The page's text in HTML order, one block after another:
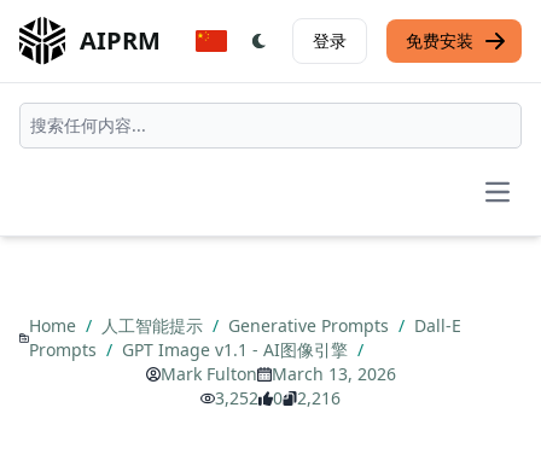
AIPRM 登录 免费安装
Home / 人工智能提示 / Generative Prompts / Dall-E
Prompts / GPT Image v1.1 - AI图像引擎 /
Mark Fulton
March 13, 2026
3,252
0 2,216